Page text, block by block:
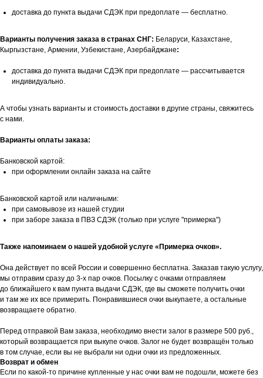
доставка до пункта выдачи СДЭК при предоплате — бесплатно.
Варианты получения заказа в странах СНГ: Беларуси, Казахстане,
Кыргызстане, Армении, Узбекистане, Азербайджане:
доставка до пункта выдачи СДЭК при предоплате — рассчитывается
индивидуально.
А чтобы узнать варианты и стоимость доставки в другие страны, свяжитесь
с нами.
Варианты оплаты заказа:
Банковской картой:
при оформлении онлайн заказа на сайте
Банковской картой или наличными:
при самовывозе из нашей студии
при заборе заказа в ПВЗ СДЭК (только при услуге "примерка")
Также напоминаем о нашей удобной услуге «Примерка очков».
Она действует по всей России и совершенно бесплатна. Заказав такую услугу,
мы отправим сразу до 3-х пар очков. Посылку с очками отправляем
до ближайшего к вам пункта выдачи СДЭК, где вы сможете получить очки
и там же их все примерить. Понравившиеся очки выкупаете, а остальные
возвращаете обратно.
Перед отправкой Вам заказа, необходимо внести залог в размере 500 руб.,
который возвращается при выкупе очков. Залог не будет возвращён только
в том случае, если вы не выбрали ни одни очки из предложенных.
Возврат и обмен
Если по какой-то причине купленные у нас очки вам не подошли, можете без